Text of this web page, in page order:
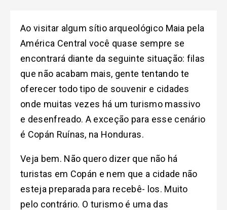
Ao visitar algum sítio arqueológico Maia pela
América Central você quase sempre se
encontrará diante da seguinte situação: filas
que não acabam mais, gente tentando te
oferecer todo tipo de souvenir e cidades
onde muitas vezes há um turismo massivo
e desenfreado. A exceção para esse cenário
é Copán Ruínas, na Honduras.
Veja bem. Não quero dizer que não há
turistas em Copán e nem que a cidade não
esteja preparada para recebê- los. Muito
pelo contrário. O turismo é uma das